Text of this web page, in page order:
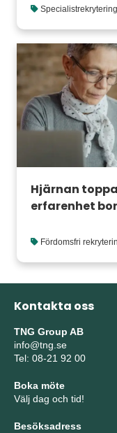
Specialistrekrytering
Hjärnan
erfarenhet
Fördomsfri
Kontakta oss
TNG Group AB
info@tng.se
Tel: 08-21 92 00
Boka möte
Välj dag och tid!
Besöksadress